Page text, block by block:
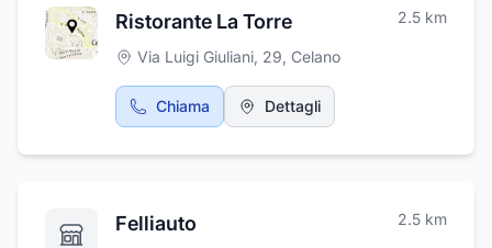
Ristorante La Torre 2.5 km
Via Luigi Giuliani, 29, Celano
Chiama Dettagli
Felliauto 2.5 km